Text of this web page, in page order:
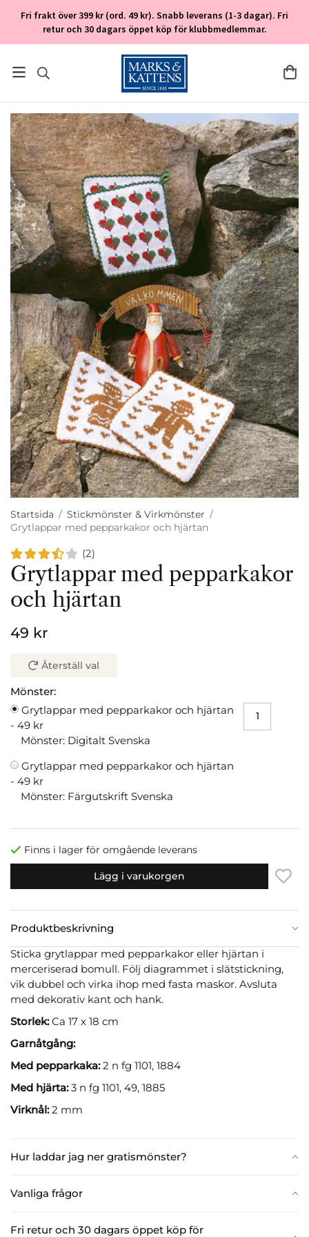
Fri frakt över 399 kr (ord. 49 kr). Snabb leverans (1-3 dagar). Fri
retur och 30 dagars öppet köp för klubbmedlemmar.
Startsida / Stickmönster & Virkmönster /
Grytlappar med pepparkakor och hjärtan
(2)
Grytlappar med pepparkakor
och hjärtan
49 kr
Återställ val
Mönster:
Grytlappar med pepparkakor och hjärtan
- 49 kr
Mönster: Digitalt Svenska
Grytlappar med pepparkakor och hjärtan
- 49 kr
Mönster: Färgutskrift Svenska
Finns i lager för omgående leverans
Lägg i varukorgen
Produktbeskrivning
Hur laddar jag ner gratismönster?
Vanliga frågor
Fri retur och 30 dagars öppet köp för
Sticka grytlappar med pepparkakor eller hjärtan i
merceriserad bomull. Följ diagrammet i slätstickning,
vik dubbel och virka ihop med fasta maskor. Avsluta
med dekorativ kant och hank.
Storlek:Ca 17 x 18 cm
Garnåtgång:
Med pepparkaka:2 n fg 1101, 1884
Med hjärta:3 n fg 1101, 49, 1885
Virknål:2 mm